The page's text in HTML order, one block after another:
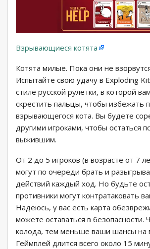
Взрывающиеся котята
Котята милые. Пока они не
Испытайте свою удачу в Exploding
стиле русской рулетки, в которой
скрестить пальцы, чтобы избежать
взрывающегося кота. Вы будете
другими игроками, чтобы остаться
выжившим.
От 2 до 5 игроков (в возрасте от 7
могут по очереди брать и
действий каждый ход. Но будьте
противники могут контратаковать
Надеюсь, у вас есть карта
можете оставаться в
колода, тем меньше ваши шансы на
Геймплей длится всего около 15